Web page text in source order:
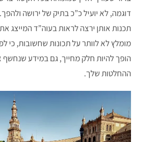
דוגמה, לא יועיל כ”כ בתיק של ירושה
תכנות אותן ירצה לראות בעוה”ד המייצג
מומלץ לא לוותר על תכונות שחשובות, כי
הופך להיות חלק מחייך, גם במידע שנחשף
ההחלטות שלך.